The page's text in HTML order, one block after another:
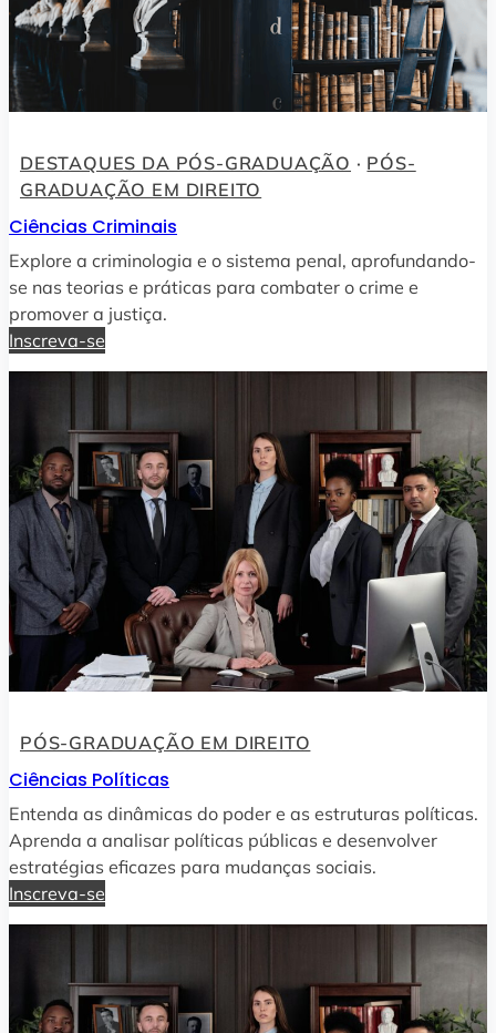
DESTAQUES DA PÓS-GRADUAÇÃO · PÓS-
GRADUAÇÃO EM DIREITO
Ciências Criminais
Explore a criminologia e o sistema penal, aprofundando-
se nas teorias e práticas para combater o crime e
promover a justiça.
Inscreva-se
PÓS-GRADUAÇÃO EM DIREITO
Ciências Políticas
Entenda as dinâmicas do poder e as estruturas políticas.
Aprenda a analisar políticas públicas e desenvolver
estratégias eficazes para mudanças sociais.
Inscreva-se